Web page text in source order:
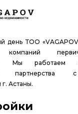
день ТОО
компаний
Мы работаем
партнерства
Астаны.